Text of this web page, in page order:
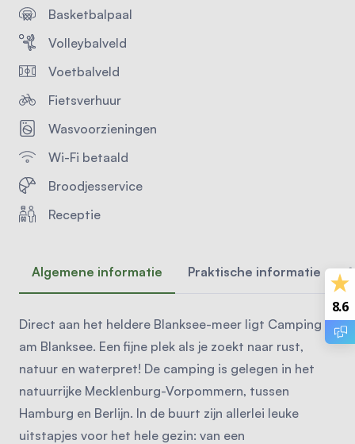
Basketbalpaal
Volleybalveld
Voetbalveld
Fietsverhuur
Wasvoorzieningen
Wi-Fi betaald
Broodjesservice
Receptie
Algemene informatie Praktische informatie
Direct aan het heldere Blanksee-meer ligt Camping
am Blanksee. Een fijne plek als je zoekt naar rust,
natuur en waterpret! De camping is gelegen in het
natuurrijke Mecklenburg-Vorpommern, tussen
Hamburg en Berlijn. In de buurt zijn allerlei leuke
uitstapjes voor het hele gezin: van een
8.6